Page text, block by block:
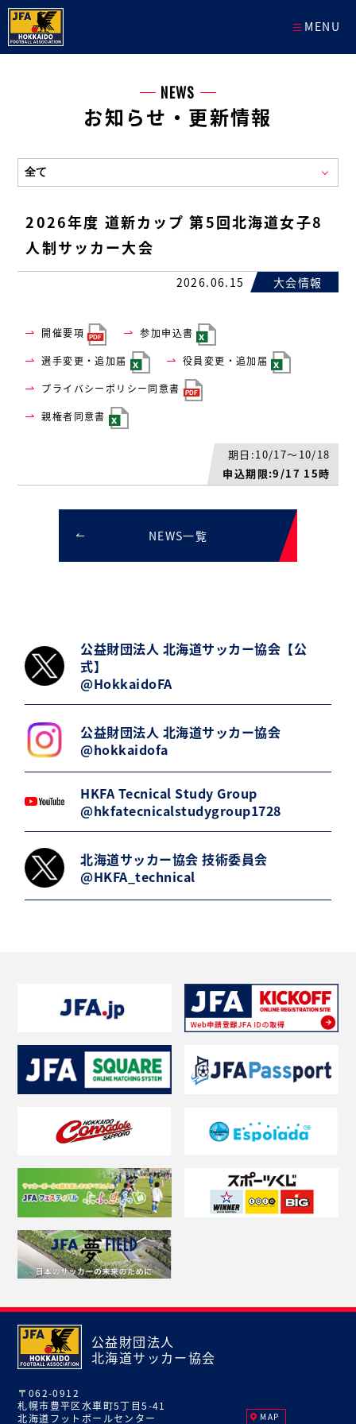
MENU
NEWS
お知らせ・更新情報
2026年度 道新カップ 第5回北海道女子8
人制サッカー大会
2026.06.15 大会情報
開催要項 参加申込書
選手変更・追加届 役員変更・追加届
プライバシーポリシー同意書
親権者同意書
期日:10/17～10/18
申込期限:9/17 15時
NEWS一覧
公益財団法人 北海道サッカー協会【公
式】
@HokkaidoFA
公益財団法人 北海道サッカー協会
@hokkaidofa
HKFA Tecnical Study Group
@hkfatecnicalstudygroup1728
北海道サッカー協会 技術委員会
@HKFA_technical
公益財団法人
北海道サッカー協会
〒062-0912
札幌市豊平区水車町5丁目5-41
北海道フットボールセンター
MAP